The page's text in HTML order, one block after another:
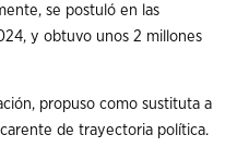
se postuló en las
y obtuvo unos 2 millones
propuso como sustituta a
de trayectoria política.